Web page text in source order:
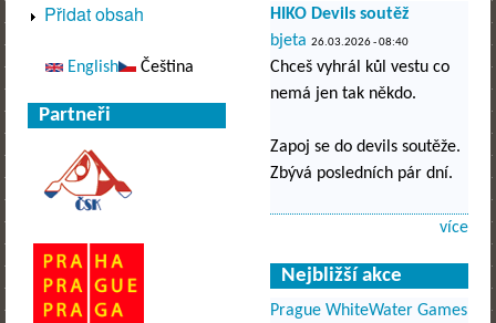
Přidat obsah
English Čeština
Partneři
HIKO Devils soutěž
bjeta 26.03.2026 - 08:40
Chceš vyhrál kůl vestu co
nemá jen tak někdo.
Zapoj se do devils soutěže.
Zbývá posledních pár dní.
více
Nejbližší akce
Prague WhiteWater Games